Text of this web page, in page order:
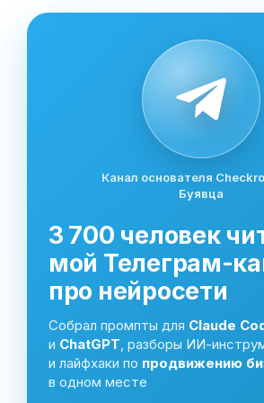
Канал основателя
Буявца
3 700 человек
мой Телеграм-
про нейросети
Собрал промпты для Claude
и ChatGPT, разборы ИИ-
и лайфхаки по продвижению
в одном месте